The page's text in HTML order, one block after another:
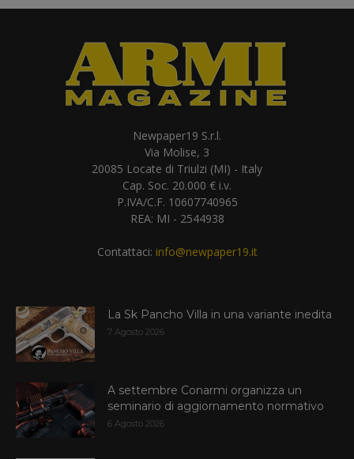
Newpaper19 S.r.l.
Via Molise, 3
20085 Locate di Triulzi (MI) - Italy
Cap. Soc. 20.000 € i.v.
P.IVA/C.F. 10607740965
REA: MI - 2544938
Contattaci: info@newpaper19.it
La Sk Pancho Villa in una variante inedita
7 Agosto 2026
A settembre Conarmi organizza un
seminario di aggiornamento normativo
6 Agosto 2026